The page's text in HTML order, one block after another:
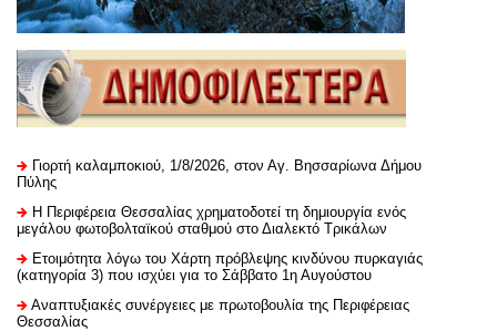
Γιορτή καλαμποκιού, 1/8/2026, στον Αγ. Βησσαρίωνα Δήμου
Πύλης
H Περιφέρεια Θεσσαλίας χρηματοδοτεί τη δημιουργία ενός
μεγάλου φωτοβολταϊκού σταθμού στο Διαλεκτό Τρικάλων
Ετοιμότητα λόγω του Χάρτη πρόβλεψης κινδύνου πυρκαγιάς
(κατηγορία 3) που ισχύει για το Σάββατο 1η Αυγούστου
Αναπτυξιακές συνέργειες με πρωτοβουλία της Περιφέρειας
Θεσσαλίας